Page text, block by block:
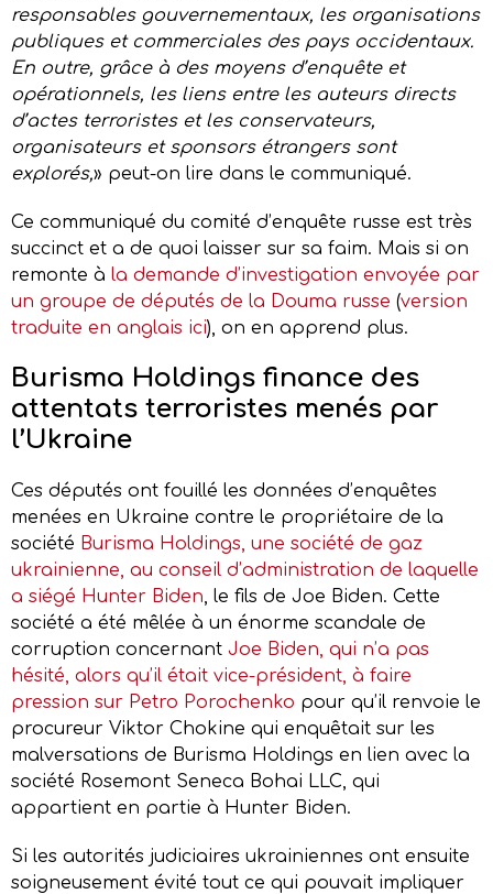
responsables gouvernementaux, les organisations
publiques et commerciales des pays occidentaux.
En outre, grâce à des moyens d’enquête et
opérationnels, les liens entre les auteurs directs
d’actes terroristes et les conservateurs,
organisateurs et sponsors étrangers sont
explorés,» peut-on lire dans le communiqué.
Ce communiqué du comité d’enquête russe est très
succinct et a de quoi laisser sur sa faim. Mais si on
remonte à la demande d’investigation envoyée par
un groupe de députés de la Douma russe (version
traduite en anglais ici), on en apprend plus.
Burisma Holdings finance des
attentats terroristes menés par
l’Ukraine
Ces députés ont fouillé les données d’enquêtes
menées en Ukraine contre le propriétaire de la
société Burisma Holdings, une société de gaz
ukrainienne, au conseil d’administration de laquelle
a siégé Hunter Biden , le fils de Joe Biden. Cette
société a été mêlée à un énorme scandale de
corruption concernant Joe Biden, qui n’a pas
hésité, alors qu’il était vice-président, à faire
pression sur Petro Porochenko pour qu’il renvoie le
procureur Viktor Chokine qui enquêtait sur les
malversations de Burisma Holdings en lien avec la
société Rosemont Seneca Bohai LLC, qui
appartient en partie à Hunter Biden.
Si les autorités judiciaires ukrainiennes ont ensuite
soigneusement évité tout ce qui pouvait impliquer